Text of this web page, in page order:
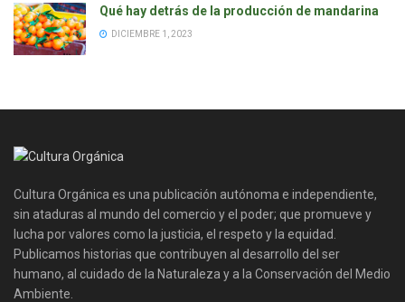
Qué hay detrás de la producción de mandarina
DICIEMBRE 1, 2023
Cultura Orgánica es una publicación autónoma e independiente,
sin ataduras al mundo del comercio y el poder; que promueve y
lucha por valores como la justicia, el respeto y la equidad.
Publicamos historias que contribuyen al desarrollo del ser
humano, al cuidado de la Naturaleza y a la Conservación del Medio
Ambiente.